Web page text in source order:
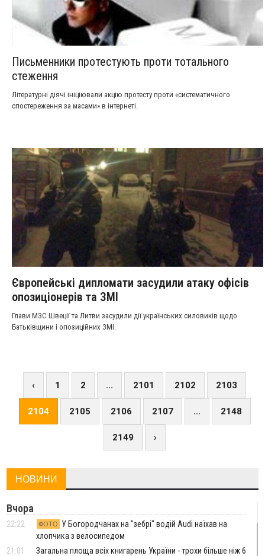
Письменники протестують проти тотального
стеження
Літературні діячі ініціювали акцію протесту проти «систематичного
спостереження за масами» в інтернеті.
Європейські дипломати засудили атаку офісів
опозиціонерів та ЗМІ
Глави МЗС Швеції та Литви засудили дії українських силовиків щодо
Батьківщини і опозиційних ЗМІ.
‹ 1 2 ... 2101 2102 2103
2104 2105 2106 2107 ... 2148
2149 ›
НОВИНИ
Вчора
22:22 ФОТО
У Богородчанах на "зебрі" водій Audi наїхав на
хлопчика з велосипедом
21:01
Загальна площа всіх книгарень України - трохи більше ніж 6